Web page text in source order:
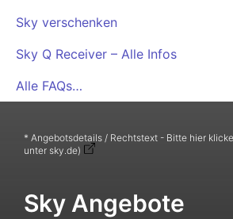
Sky verschenken
Sky Q Receiver – Alle Infos
Alle FAQs…
* Angebotsdetails / Rechtstext - Bitte hier
unter sky.de)
Sky Angebote